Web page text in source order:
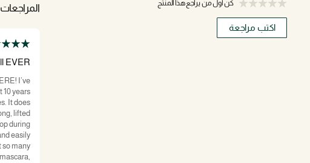
كن أول من يراجع هذا المنتج
اكتب مراجعة
المراجعات
EVER
I’ve
10 years
It does
lifted
during
easily
so many